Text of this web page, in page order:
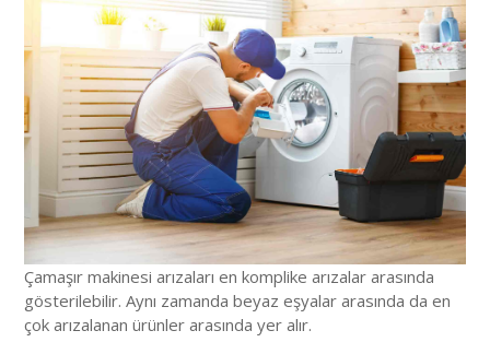
Çamaşır makinesi arızaları en komplike arızalar arasında
gösterilebilir. Aynı zamanda beyaz eşyalar arasında da en
çok arızalanan ürünler arasında yer alır.